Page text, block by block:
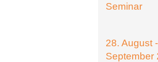
Seminar
28. August
September